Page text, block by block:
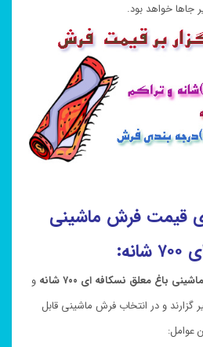
جاها خواهد بود.
قیمت فرش ماشینی
باغ معلق نسکافه ای ۷۰۰ شانه
و
۷۰۰ شانه تاثیر گزارند و در انتخاب فرش ماشینی قابل
عوامل: